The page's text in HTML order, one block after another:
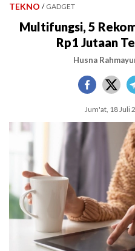
TEKNO / GADGET
Multifungsi, 5
Rp1 Jutaan
Husna
Jum'at, 18 Juli